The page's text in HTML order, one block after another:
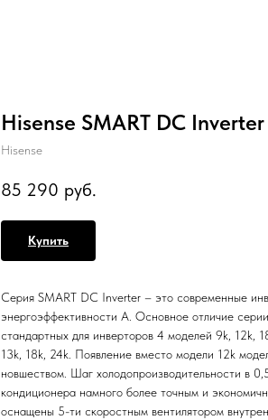
Hisense SMART DC
Hisense
85 290 руб.
Купить
Серия SMART DC Inverter – это современные
энергоэффективности А. Основное отличие
стандартных для инверторов 4 моделей 9k, 12k,
13k, 18k, 24k. Появление вместо модели 12k
новшеством. Шаг холодопроизводительности в
кондиционера намного более точным и
оснащены 5-ти скоростным вентилятором